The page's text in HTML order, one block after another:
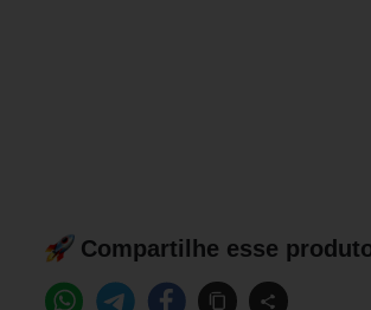
Compartilhe esse